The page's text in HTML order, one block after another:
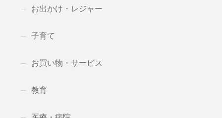
お出かけ・レジャー
子育て
お買い物・サービス
教育